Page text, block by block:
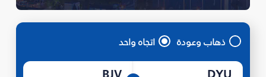
ذهاب وعودة اتجاه واحد